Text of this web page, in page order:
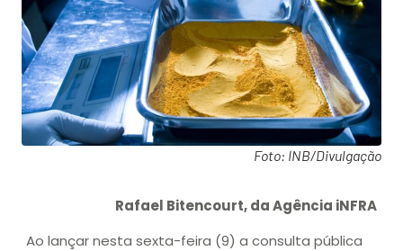
Foto: INB/Divulgação
Rafael Bitencourt, da Agência iNFRA
Ao lançar nesta sexta-feira (9) a consulta pública